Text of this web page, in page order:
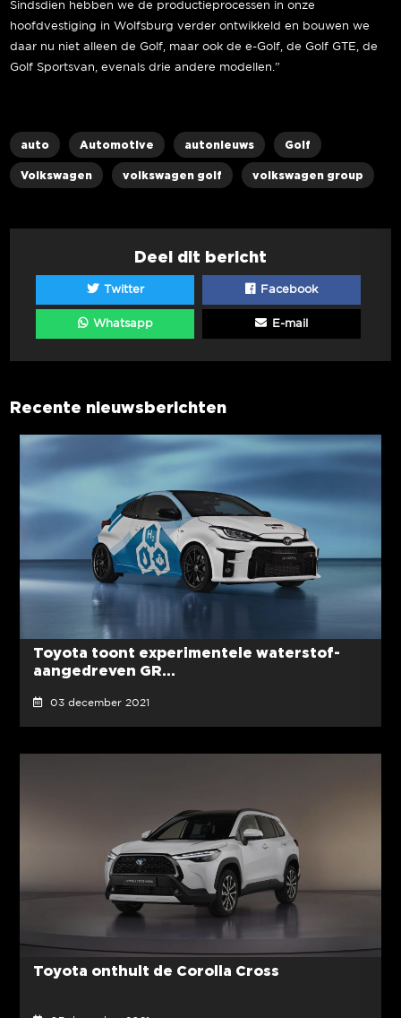
Sindsdien hebben we de productieprocessen in onze
hoofdvestiging in Wolfsburg verder ontwikkeld en bouwen we
daar nu niet alleen de Golf, maar ook de e-Golf, de Golf GTE, de
Golf Sportsvan, evenals drie andere modellen.”
auto Automotive autonieuws Golf
Volkswagen volkswagen golf volkswagen group
Deel dit bericht
Twitter Facebook
Whatsapp E-mail
Recente nieuwsberichten
Toyota toont experimentele waterstof-
aangedreven GR...
03 december 2021
Toyota onthult de Corolla Cross